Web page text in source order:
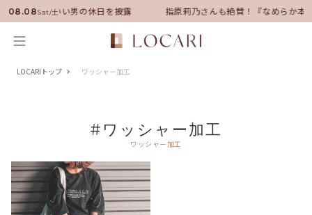
08.08Sat/土
ーに就任！いい男の休日を披露 指原莉乃さんも絶賛！『なめらか本
LOCARIトップ ワッシャー加工
#ワッシャー加工
ワッシャー加工